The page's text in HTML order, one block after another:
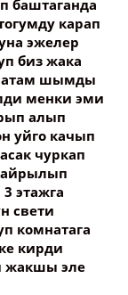
баштаганда
карап
эжелер
биз жака
шымды
менки эми
алып
уйго качып
чуркап
этажга
свети
комнатага
кирди
жакшы эле